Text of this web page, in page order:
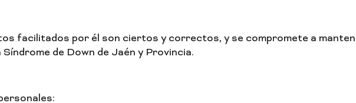
facilitados por él son ciertos y correctos, y se compromete a
de Down de Jaén y Provincia.